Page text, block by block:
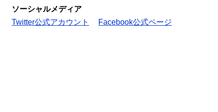
ソーシャルメディア
Twitter公式アカウント
Facebook公式ページ